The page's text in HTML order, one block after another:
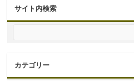
サイト内検索
カテゴリー